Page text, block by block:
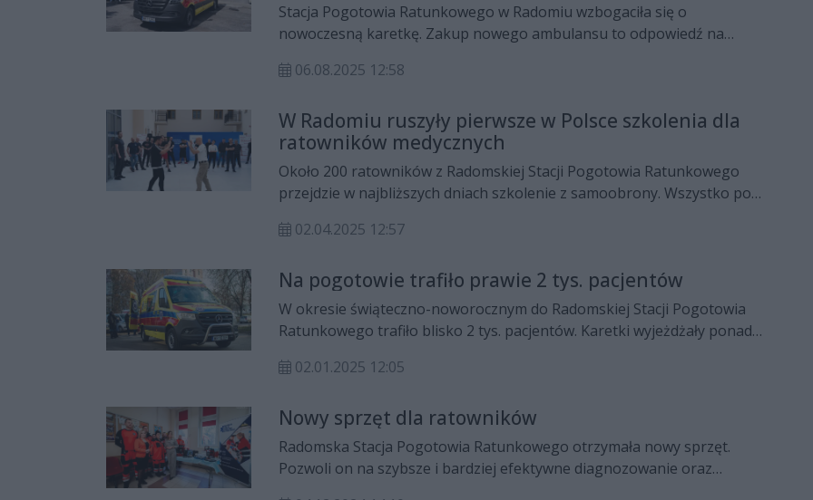
Stacja Pogotowia Ratunkowego w Radomiu wzbogaciła się o
nowoczesną karetkę. Zakup nowego ambulansu to odpowiedź na
podnoszenia jakości udzielanej pomocy.
06.08.2025 12:58
W Radomiu ruszyły pierwsze w Polsce szkolenia dla
ratowników medycznych
Około 200 ratowników z Radomskiej Stacji Pogotowia Ratunkowego
przejdzie w najbliższych dniach szkolenie z samoobrony. Wszystko po
zdrowia podczas codziennej pracy.
02.04.2025 12:57
Na pogotowie trafiło prawie 2 tys. pacjentów
W okresie świąteczno-noworocznym do Radomskiej Stacji Pogotowia
Ratunkowego trafiło blisko 2 tys. pacjentów. Karetki wyjeżdżały ponad
02.01.2025 12:05
Nowy sprzęt dla ratowników
Radomska Stacja Pogotowia Ratunkowego otrzymała nowy sprzęt.
Pozwoli on na szybsze i bardziej efektywne diagnozowanie oraz